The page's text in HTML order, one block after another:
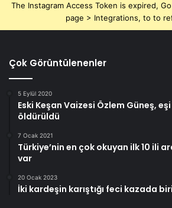
The Instagram Access Token is expired,
page > Integrations, to to
Çok Görüntülenenler
5 Eylül 2020
Eski Keşan Vaizesi Özlem Güneş,
öldürüldü
7 Ocak 2021
Türkiye’nin en çok okuyan ilk 10 ili
var
20 Ocak 2023
İki kardeşin karıştığı feci kazada